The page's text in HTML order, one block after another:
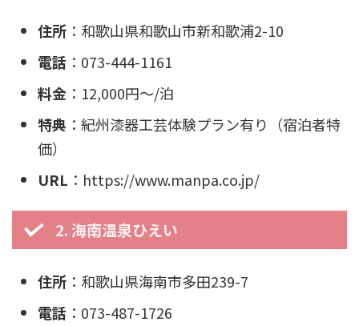
住所 ：和歌山県和歌山市新和歌浦2-10
電話 ：073-444-1161
料金 ：12,000円〜/泊
特典 ：紀州漆器工芸体験プラン有り（宿泊者特
価）
URL ：https://www.manpa.co.jp/
2. 海南温泉ひえい
住所 ：和歌山県海南市多田239-7
電話 ：073-487-1726